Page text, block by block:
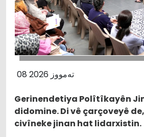
08 تەمووز 2026
Gerinendetiya Polîtîkayên
didomine. Di vê çarçoveyê
civîneke jinan hat lidarxistin.